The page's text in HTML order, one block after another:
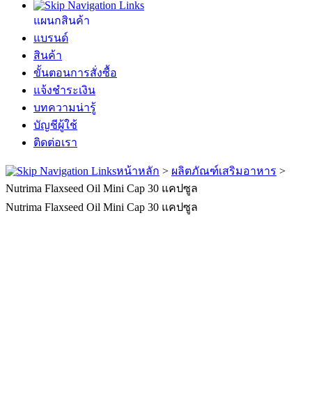
แผนกสินค้า
แบรนด์
สินค้า
ขั้นตอนการสั่งซื้อ
แจ้งชำระเงิน
บทความน่ารู้
บัญชีผู้ใช้
ติดต่อเรา
หน้าหลัก > ผลิตภัณฑ์เสริมอาหาร >
Nutrima Flaxseed Oil Mini Cap 30 แคปซูล
Nutrima Flaxseed Oil Mini Cap 30 แคปซูล